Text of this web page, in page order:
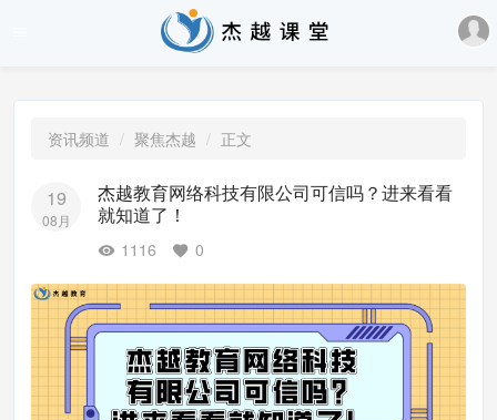
资讯频道 聚焦杰越 正文
19
08月
杰越教育网络科技有限公司可信吗？进来看看
就知道了！
1116 0